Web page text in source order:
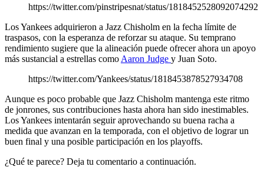
https://twitter.com/pinstripesnat/status/1818452528092074292
Los Yankees adquirieron a Jazz Chisholm en la fecha límite de
traspasos, con la esperanza de reforzar su ataque. Su temprano
rendimiento sugiere que la alineación puede ofrecer ahora un apoyo
más sustancial a estrellas como Aaron Judge y Juan Soto.
https://twitter.com/Yankees/status/1818453878527934708
Aunque es poco probable que Jazz Chisholm mantenga este ritmo
de jonrones, sus contribuciones hasta ahora han sido inestimables.
Los Yankees intentarán seguir aprovechando su buena racha a
medida que avanzan en la temporada, con el objetivo de lograr un
buen final y una posible participación en los playoffs.
¿Qué te parece? Deja tu comentario a continuación.